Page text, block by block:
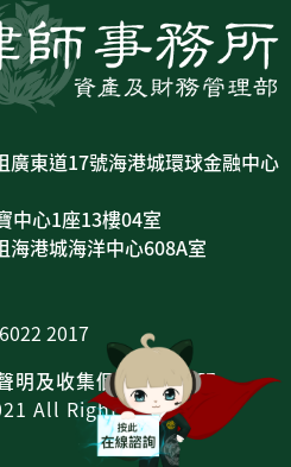
東道17號海港城環球金融中心
心1座13樓04室
港城海洋中心608A室
2017
明及收集個人資料聲明
All Rights Reserved